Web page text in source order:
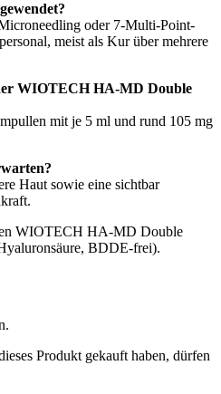
oder 7-Multi-Point-
meist als Kur über mehrere
WIOTECH HA-MD Double
mit je 5 ml und rund 105 mg
Haut sowie eine sichtbar
WIOTECH HA-MD Double
BDDE-frei).
Produkt gekauft haben, dürfen